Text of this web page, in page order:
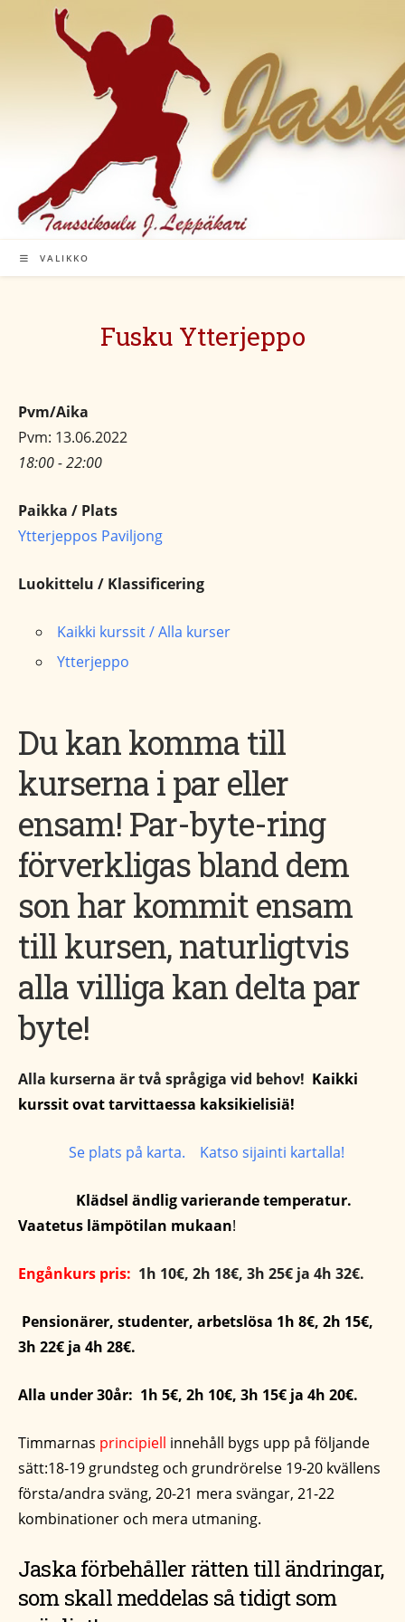
VALIKKO
Fusku Ytterjeppo
Pvm/Aika
Pvm: 13.06.2022
18:00 - 22:00
Paikka / Plats
Ytterjeppos Paviljong
Luokittelu / Klassificering
Kaikki kurssit / Alla kurser
Ytterjeppo
Du kan komma till
kurserna i par eller
ensam! Par-byte-ring
förverkligas bland dem
son har kommit ensam
till kursen, naturligtvis
alla villiga kan delta par
byte!
Alla kurserna är två språgiga vid behov! Kaikki
kurssit ovat tarvittaessa kaksikielisiä!
Se plats på karta. Katso sijainti kartalla!
Klädsel ändligvarierandetemperatur.
Vaatetus lämpötilan mukaan!
Engånkurs pris: 1h 10€, 2h 18€, 3h 25€ ja 4h 32€.
Pensionärer, studenter, arbetslösa 1h 8€, 2h 15€,
3h 22€ ja 4h 28€.
Alla under 30år: 1h 5€, 2h 10€, 3h 15€ ja 4h 20€.
Timmarnas principiell innehåll bygs upp på följande
sätt:18-19 grundsteg och grundrörelse 19-20 kvällens
första/andra sväng, 20-21 mera svängar, 21-22
kombinationer och mera utmaning.
Jaska förbehåller rätten till ändringar,
som skall meddelas så tidigt som